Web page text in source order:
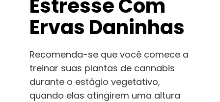
Estresse Com
Ervas Daninhas
Recomenda-se que você comece a
treinar suas plantas de cannabis
durante o estágio vegetativo,
quando elas atingirem uma altura